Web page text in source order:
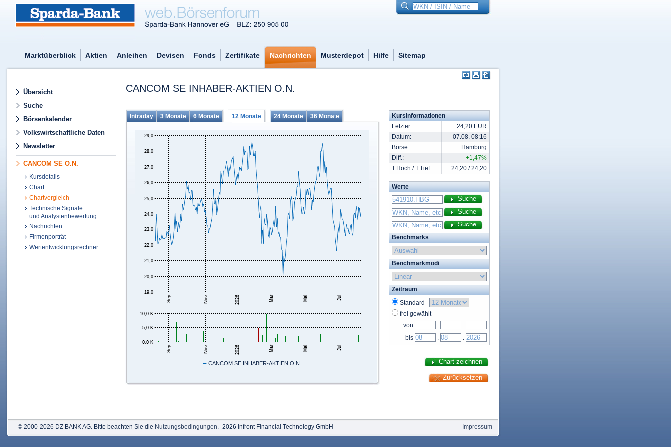
Marktüberblick Aktien Anleihen Devisen Fonds Zertifikate Nachrichten Musterdepot Hilfe Sitemap
Übersicht
Suche
Börsenkalender
Volkswirtschaftliche Daten
Newsletter
CANCOM SE O.N.
Kursdetails
Chart
Chartvergleich
Technische Signale
und Analystenbewertung
Nachrichten
Firmenporträt
Wertentwicklungsrechner
CANCOM SE INHABER-AKTIEN O.N.
Intraday 3 Monate 6 Monate 12 Monate 24 Monate 36 Monate
–CANCOM SE INHABER-AKTIEN O.N.
Kursinformationen
Letzter:
24,20 EUR
Datum:
07.08. 08:16
Börse:
Hamburg
Diff.:
+1,47%
T.Hoch / T.Tief:
24,20 / 24,20
Werte
Benchmarks
Benchmarkmodi
Zeitraum
Standard
frei gewählt
von
.
.
bis
. .
© 2000-2026 DZ BANK AG. Bitte beachten Sie die Nutzungsbedingungen. 2026 Infront Financial Technology GmbH Impressum